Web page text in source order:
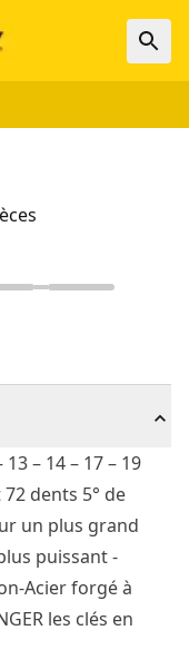
– 14 – 17 – 19
dents 5° de
un plus grand
puissant -
Acier forgé à
les clés en